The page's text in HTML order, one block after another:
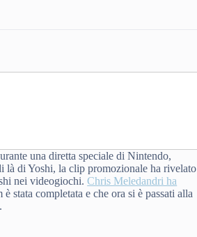
una diretta speciale di Nintendo,
là di Yoshi, la clip promozionale ha rivelato
nei videogiochi.Chris Meledandri ha
stata completata e che ora si è passati alla